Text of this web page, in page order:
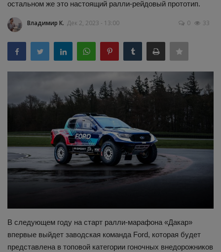
Здоровье
Наука и открытия
остальном же это настоящий ралли-рейдовый прототип.
Владимир К. Дек 2, 2023 - 13:00 0 33
В следующем году на старт ралли-марафона «Дакар»
впервые выйдет заводская команда Ford, которая будет
представлена в топовой категории гоночных внедорожников